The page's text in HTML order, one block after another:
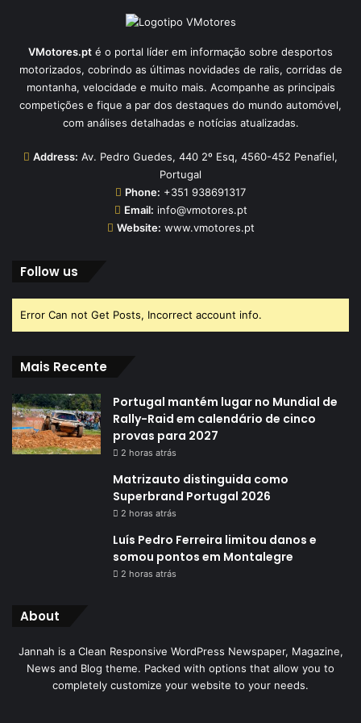
VMotores.pt é o portal líder em informação sobre desportos
motorizados, cobrindo as últimas novidades de ralis, corridas de
montanha, velocidade e muito mais. Acompanhe as principais
competições e fique a par dos destaques do mundo automóvel,
com análises detalhadas e notícias atualizadas.
Address: Av. Pedro Guedes, 440 2º Esq, 4560-452 Penafiel,
Portugal
Phone: +351 938691317
Email: info@vmotores.pt
Website: www.vmotores.pt
Follow us
Error Can not Get Posts, Incorrect account info.
Mais Recente
Portugal mantém lugar no Mundial de
Rally-Raid em calendário de cinco
provas para 2027
2 horas atrás
Matrizauto distinguida como
Superbrand Portugal 2026
2 horas atrás
Luís Pedro Ferreira limitou danos e
somou pontos em Montalegre
2 horas atrás
About
Jannah is a Clean Responsive WordPress Newspaper, Magazine,
News and Blog theme. Packed with options that allow you to
completely customize your website to your needs.